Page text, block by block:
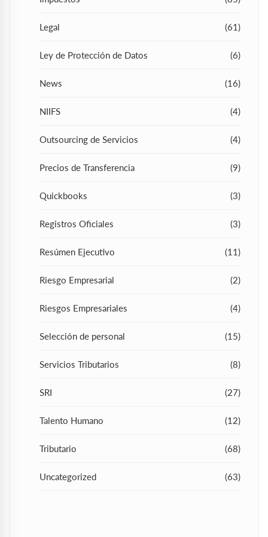
Legal (61)
Ley de Protección de Datos (6)
News (16)
NIIFS (4)
Outsourcing de Servicios (4)
Precios de Transferencia (9)
Quickbooks (3)
Registros Oficiales (3)
Resúmen Ejecutivo (11)
Riesgo Empresarial (2)
Riesgos Empresariales (4)
Selección de personal (15)
Servicios Tributarios (8)
SRI (27)
Talento Humano (12)
Tributario (68)
Uncategorized (63)